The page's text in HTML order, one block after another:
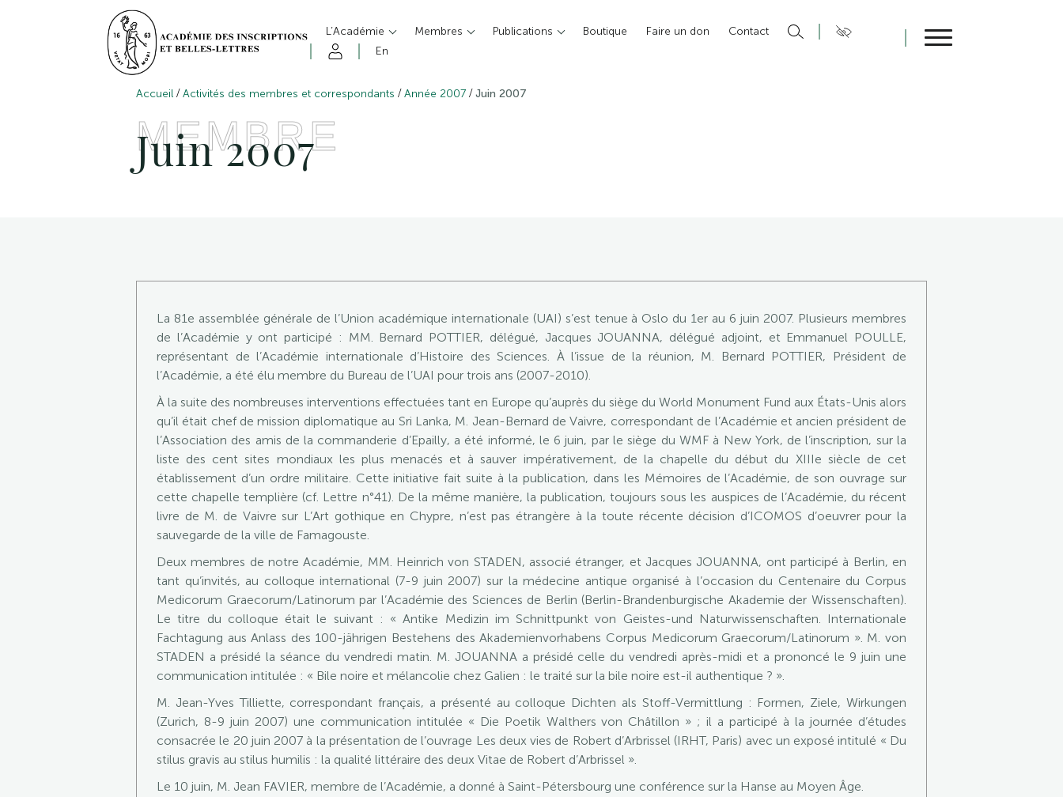
L’Académie Membres Publications Boutique Faire un don
Contact
En
Accueil /Activités des membres et correspondants /Année 2007 /Juin 2007
MEMBRE
Juin 2007
La 81e assemblée générale de l’Union académique internationale (UAI) s’est tenue à Oslo du 1er au 6 juin 2007. Plusieurs membres
de l’Académie y ont participé : MM. Bernard POTTIER, délégué, Jacques JOUANNA, délégué adjoint, et Emmanuel POULLE,
représentant de l’Académie internationale d’Histoire des Sciences. À l’issue de la réunion, M. Bernard POTTIER, Président de
l’Académie, a été élu membre du Bureau de l’UAI pour trois ans (2007-2010).
À la suite des nombreuses interventions effectuées tant en Europe qu’auprès du siège du World Monument Fund aux États-Unis alors
qu’il était chef de mission diplomatique au Sri Lanka, M. Jean-Bernard de Vaivre, correspondant de l’Académie et ancien président de
l’Association des amis de la commanderie d’Epailly, a été informé, le 6 juin, par le siège du WMF à New York, de l’inscription, sur la
liste des cent sites mondiaux les plus menacés et à sauver impérativement, de la chapelle du début du XIIIe siècle de cet
établissement d’un ordre militaire. Cette initiative fait suite à la publication, dans les Mémoires de l’Académie, de son ouvrage sur
cette chapelle templière (cf. Lettre n°41). De la même manière, la publication, toujours sous les auspices de l’Académie, du récent
livre de M. de Vaivre sur L’Art gothique en Chypre, n’est pas étrangère à la toute récente décision d’ICOMOS d’oeuvrer pour la
sauvegarde de la ville de Famagouste.
Deux membres de notre Académie, MM. Heinrich von STADEN, associé étranger, et Jacques JOUANNA, ont participé à Berlin, en
tant qu’invités, au colloque international (7-9 juin 2007) sur la médecine antique organisé à l’occasion du Centenaire du Corpus
Medicorum Graecorum/Latinorum par l’Académie des Sciences de Berlin (Berlin-Brandenburgische Akademie der Wissenschaften).
Le titre du colloque était le suivant : « Antike Medizin im Schnittpunkt von Geistes-und Naturwissenschaften. Internationale
Fachtagung aus Anlass des 100-jährigen Bestehens des Akademienvorhabens Corpus Medicorum Graecorum/Latinorum ». M. von
STADEN a présidé la séance du vendredi matin. M. JOUANNA a présidé celle du vendredi après-midi et a prononcé le 9 juin une
communication intitulée : « Bile noire et mélancolie chez Galien : le traité sur la bile noire est-il authentique ? ».
M. Jean-Yves Tilliette, correspondant français, a présenté au colloque Dichten als Stoff-Vermittlung : Formen, Ziele, Wirkungen
(Zurich, 8-9 juin 2007) une communication intitulée « Die Poetik Walthers von Châtillon » ; il a participé à la journée d’études
consacrée le 20 juin 2007 à la présentation de l’ouvrage Les deux vies de Robert d’Arbrissel (IRHT, Paris) avec un exposé intitulé « Du
stilus gravis au stilus humilis : la qualité littéraire des deux Vitae de Robert d’Arbrissel ».
Le 10 juin, M. Jean FAVIER, membre de l’Académie, a donné à Saint-Pétersbourg une conférence sur la Hanse au Moyen Âge.